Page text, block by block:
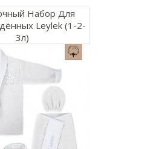
Набор Для
Leylek (1-2-
3л)